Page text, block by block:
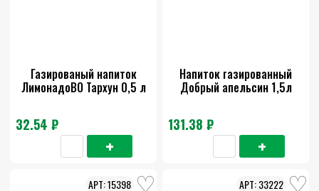
Газированый напиток
ЛимонадоВО Тархун 0,5 л
32.54 ₽
Напиток газированный
Добрый апельсин 1,5л
131.38 ₽
15398 33222